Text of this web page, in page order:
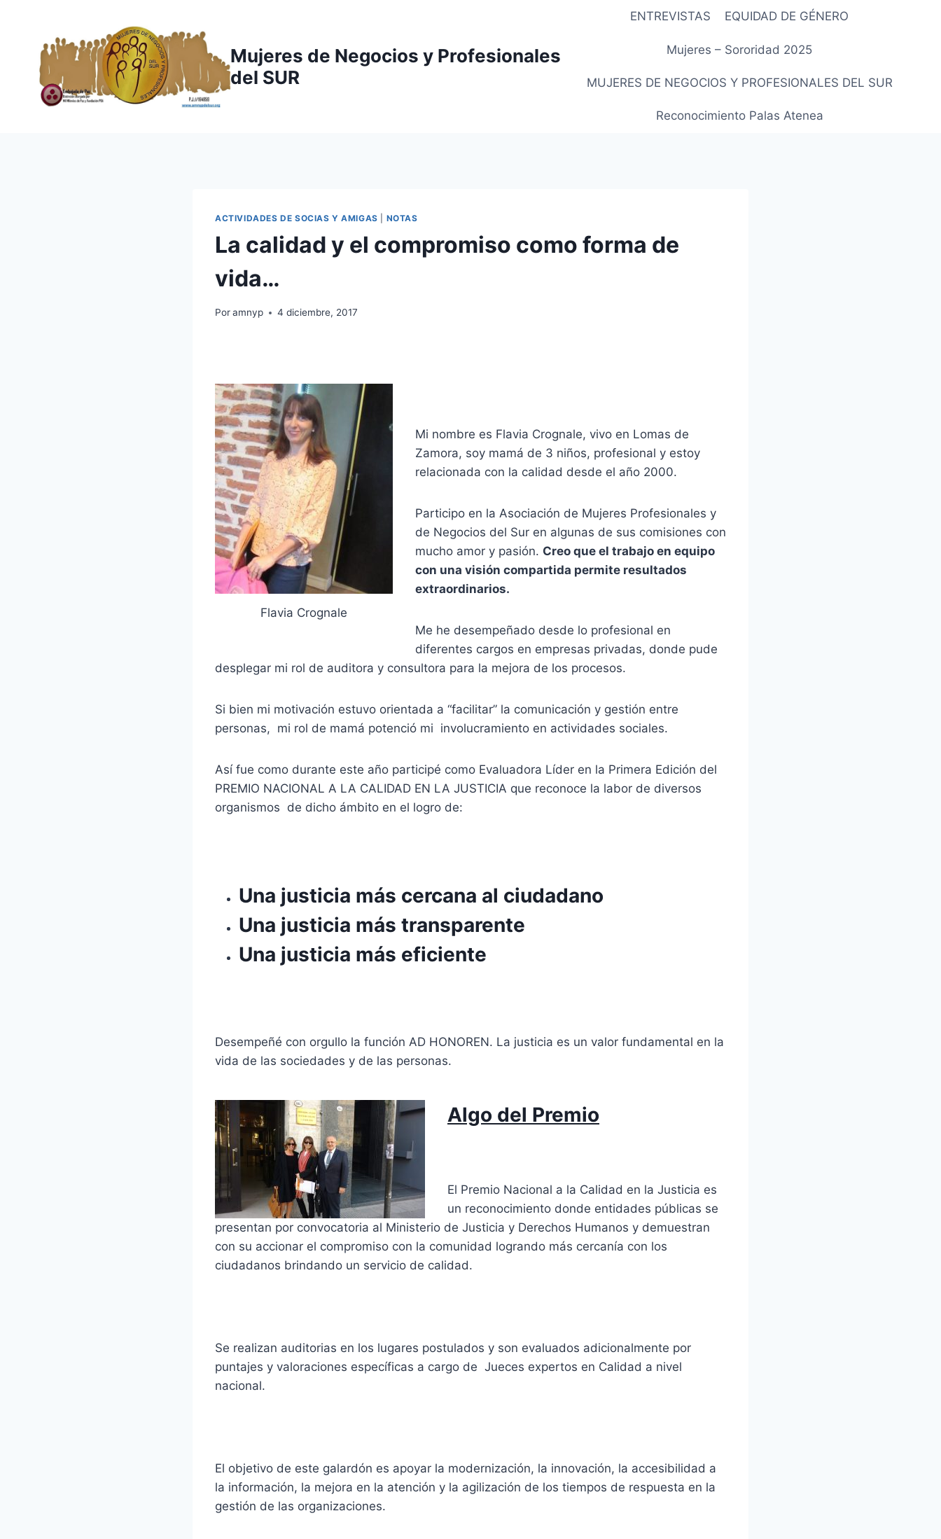
contenido
Mujeres de Negocios y Profesionales
del SUR
ENTREVISTAS EQUIDAD DE GÉNERO
Mujeres – Sororidad 2025
MUJERES DE NEGOCIOS Y PROFESIONALES DEL SUR
Reconocimiento Palas Atenea
ACTIVIDADES DE SOCIAS Y AMIGAS NOTAS
La calidad y el compromiso como forma de
vida…
Poramnyp 4 diciembre, 2017
Flavia Crognale
Mi nombre es Flavia Crognale, vivo en Lomas de
Zamora, soy mamá de 3 niños, profesional y estoy
relacionada con la calidad desde el año 2000.
Participo en la Asociación de Mujeres Profesionales y
de Negocios del Sur en algunas de sus comisiones con
mucho amor y pasión. Creo que el trabajo en equipo
con una visión compartida permite resultados
extraordinarios.
Me he desempeñado desde lo profesional en
diferentes cargos en empresas privadas, donde pude
desplegar mi rol de auditora y consultora para la mejora de los procesos.
Si bien mi motivación estuvo orientada a “facilitar” la comunicación y gestión entre
personas, mi rol de mamá potenció mi involucramiento en actividades sociales.
Así fue como durante este año participé como Evaluadora Líder en la Primera Edición del
PREMIO NACIONAL A LA CALIDAD EN LA JUSTICIA que reconoce la labor de diversos
organismos de dicho ámbito en el logro de:
Una justicia más cercana al ciudadano
Una justicia más transparente
Una justicia más eficiente
Desempeñé con orgullo la función AD HONOREN. La justicia es un valor fundamental en la
vida de las sociedades y de las personas.
Algo del Premio
El Premio Nacional a la Calidad en la Justicia es
un reconocimiento donde entidades públicas se
presentan por convocatoria al Ministerio de Justicia y Derechos Humanos y demuestran
con su accionar el compromiso con la comunidad logrando más cercanía con los
ciudadanos brindando un servicio de calidad.
Se realizan auditorias en los lugares postulados y son evaluados adicionalmente por
puntajes y valoraciones específicas a cargo de Jueces expertos en Calidad a nivel
nacional.
El objetivo de este galardón es apoyar la modernización, la innovación, la accesibilidad a
la información, la mejora en la atención y la agilización de los tiempos de respuesta en la
gestión de las organizaciones.